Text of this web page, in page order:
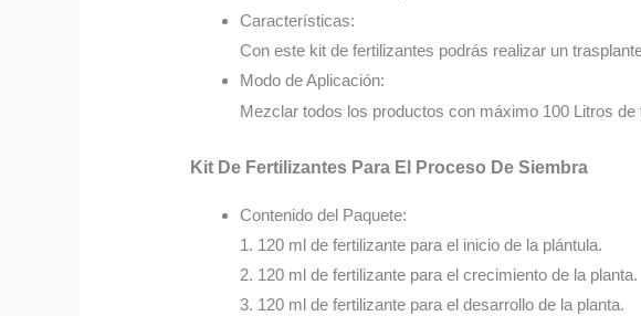
Características:
Con este kit de fertilizantes podrás realizar un
Modo de Aplicación:
Mezclar todos los productos con máximo 100 Litros de
Kit De Fertilizantes Para El Proceso De Siembra
Contenido del Paquete:
1. 120 ml de fertilizante para el inicio de la plántula.
2. 120 ml de fertilizante para el crecimiento de la planta.
3. 120 ml de fertilizante para el desarrollo de la planta.